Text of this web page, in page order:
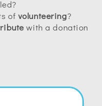
of volunteering?
with a donation